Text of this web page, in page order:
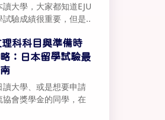
大學，大家都知道EJU
試驗成績很重要，但是..
理科科目與準備時
：日本留學試驗最
讀大學、或是想要申請
協會獎學金的同學，在